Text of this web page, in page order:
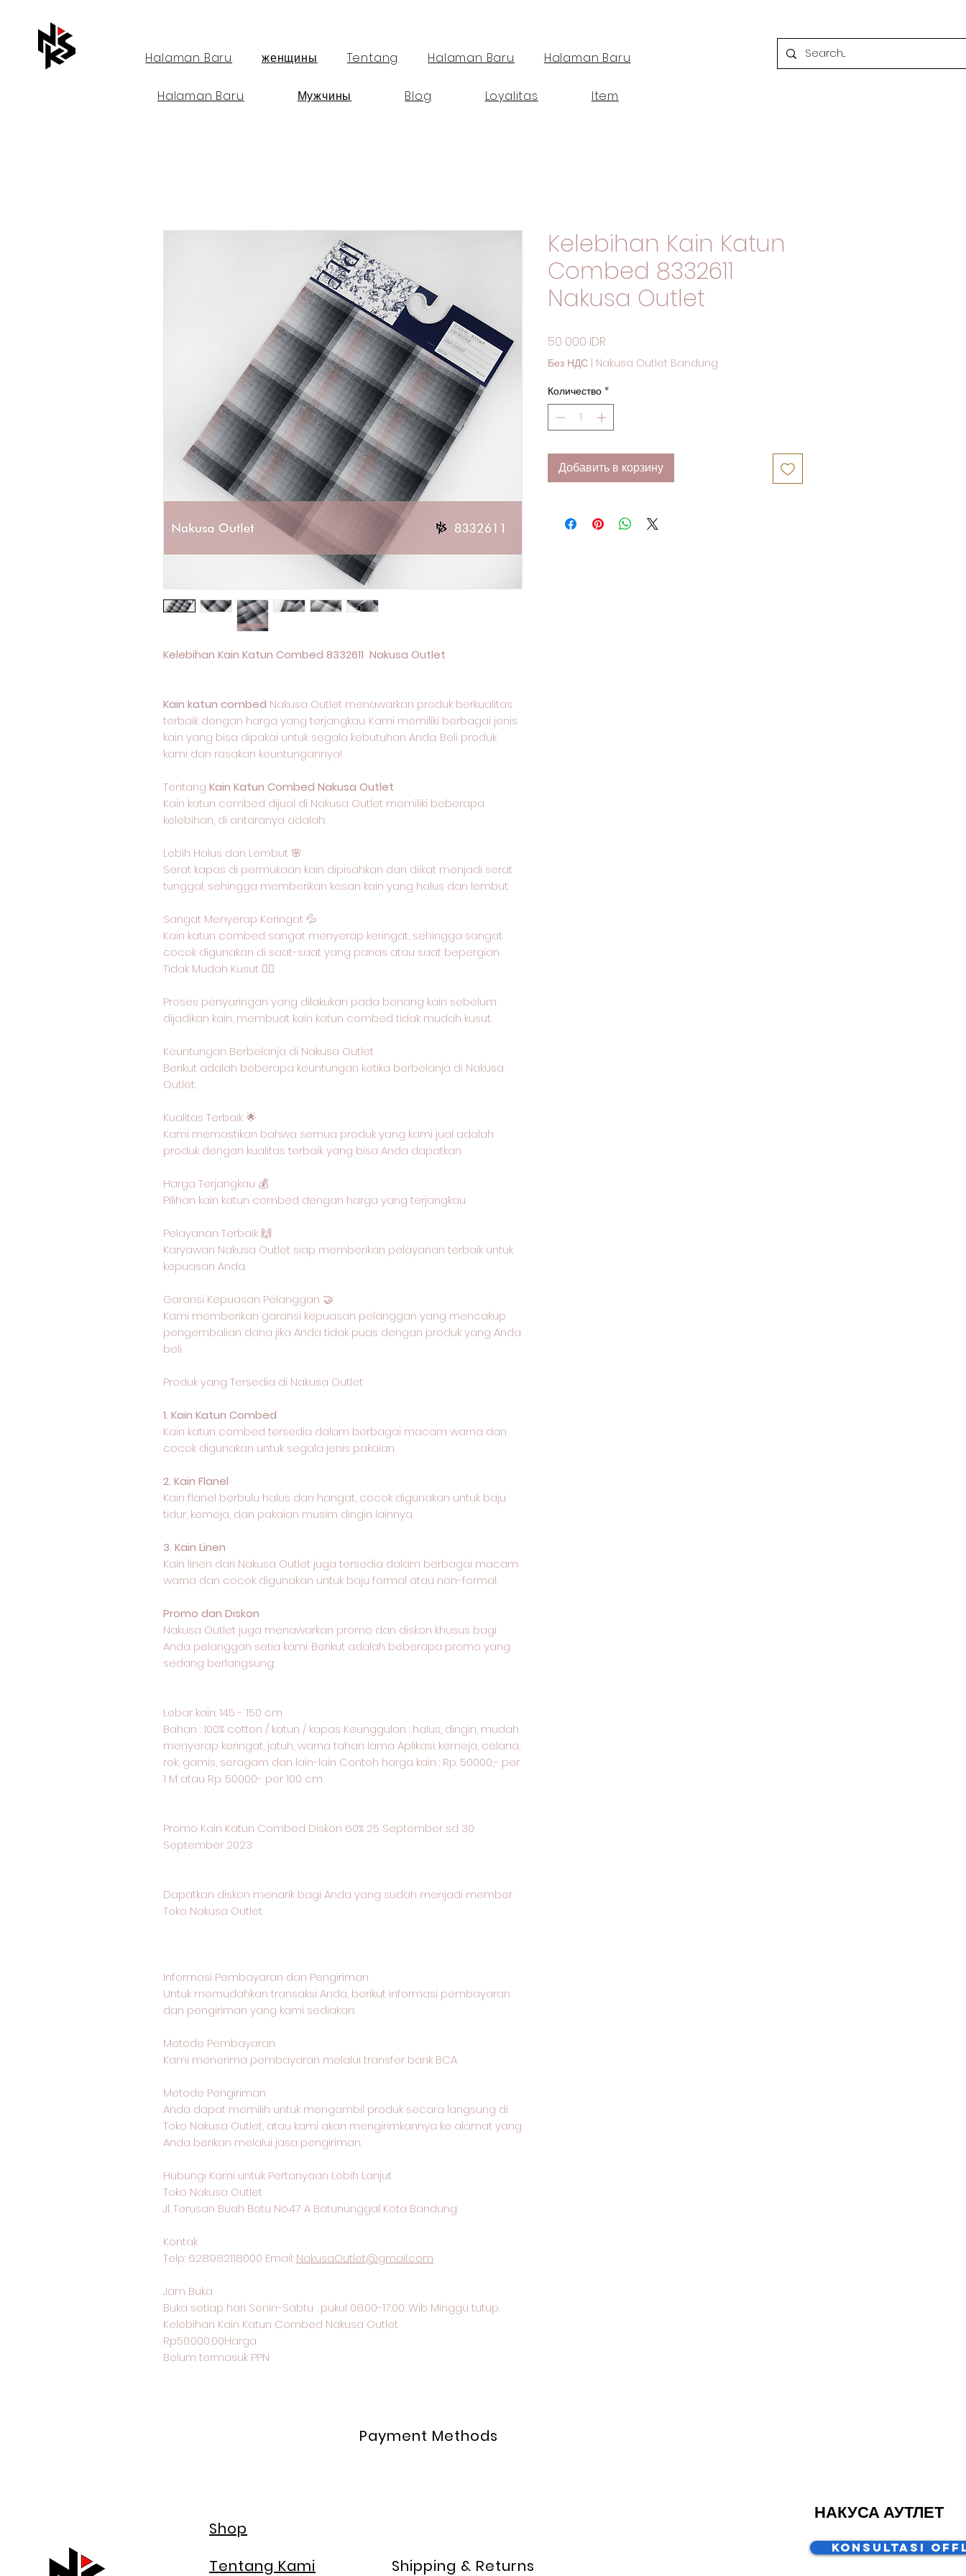
Halaman Baru женщины Tentang Halaman Baru Halaman Baru
Halaman Baru Мужчины Blog Loyalitas Item
Kelebihan Kain Katun Combed 8332611 Nakusa Outlet
Kain katun combed Nakusa Outlet menawarkan produk berkualitas
terbaik dengan harga yang terjangkau. Kami memiliki berbagai jenis
kain yang bisa dipakai untuk segala kebutuhan Anda. Beli produk
kami dan rasakan keuntungannya!
Tentang Kain Katun Combed Nakusa Outlet
Kain katun combed dijual di Nakusa Outlet memiliki beberapa
kelebihan, di antaranya adalah:
Lebih Halus dan Lembut 🌸
Serat kapas di permukaan kain dipisahkan dan diikat menjadi serat
tunggal, sehingga memberikan kesan kain yang halus dan lembut.
Sangat Menyerap Keringat 💦
Kain katun combed sangat menyerap keringat, sehingga sangat
cocok digunakan di saat-saat yang panas atau saat bepergian.
Tidak Mudah Kusut 🙅‍♂️
Proses penyaringan yang dilakukan pada benang kain sebelum
dijadikan kain, membuat kain katun combed tidak mudah kusut.
Keuntungan Berbelanja di Nakusa Outlet
Berikut adalah beberapa keuntungan ketika berbelanja di Nakusa
Outlet:
Kualitas Terbaik 🌟
Kami memastikan bahwa semua produk yang kami jual adalah
produk dengan kualitas terbaik yang bisa Anda dapatkan.
Harga Terjangkau 💰
Pilihan kain katun combed dengan harga yang terjangkau.
Pelayanan Terbaik 🙌
Karyawan Nakusa Outlet siap memberikan pelayanan terbaik untuk
kepuasan Anda.
Garansi Kepuasan Pelanggan 🤝
Kami memberikan garansi kepuasan pelanggan yang mencakup
pengembalian dana jika Anda tidak puas dengan produk yang Anda
beli.
Produk yang Tersedia di Nakusa Outlet
1. Kain Katun Combed
Kain katun combed tersedia dalam berbagai macam warna dan
cocok digunakan untuk segala jenis pakaian.
2. Kain Flanel
Kain flanel berbulu halus dan hangat, cocok digunakan untuk baju
tidur, kemeja, dan pakaian musim dingin lainnya.
3. Kain Linen
Kain linen dari Nakusa Outlet juga tersedia dalam berbagai macam
warna dan cocok digunakan untuk baju formal atau non-formal.
Promo dan Diskon
Nakusa Outlet juga menawarkan promo dan diskon khusus bagi
Anda pelanggan setia kami. Berikut adalah beberapa promo yang
sedang berlangsung:
Lebar kain: 145 - 150 cm
Bahan : 100% cotton / katun / kapas Keunggulan : halus, dingin, mudah
menyerap keringat, jatuh, warna tahan lama Aplikasi: kemeja, celana,
rok, gamis, seragam dan lain-lain Contoh harga kain : Rp. 50000,- per
1 M atau Rp. 50000- per 100 cm
Promo Kain Katun Combed Diskon 60% 25 September sd 30
September 2023
Dapatkan diskon menarik bagi Anda yang sudah menjadi member
Toko Nakusa Outlet.
Informasi Pembayaran dan Pengiriman
Untuk memudahkan transaksi Anda, berikut informasi pembayaran
dan pengiriman yang kami sediakan:
Metode Pembayaran
Kami menerima pembayaran melalui transfer bank BCA
Metode Pengiriman
Anda dapat memilih untuk mengambil produk secara langsung di
Toko Nakusa Outlet, atau kami akan mengirimkannya ke alamat yang
Anda berikan melalui jasa pengiriman.
Hubungi Kami untuk Pertanyaan Lebih Lanjut
Toko Nakusa Outlet
Jl. Terusan Buah Batu No.47 A Batununggal Kota Bandung
Kontak
Telp: 628982118000 Email: NakusaOutlet@gmail.com
Jam Buka
Buka setiap hari Senin-Sabtu , pukul 08.00-17.00. Wib Minggu tutup.
Kelebihan Kain Katun Combed Nakusa Outlet
Rp50.000,00Harga
Belum termasuk PPN
Kelebihan Kain Katun
Combed 8332611
Nakusa Outlet
50 000 IDR
Без НДС Nakusa Outlet Bandung
Количество *
Добавить в корзину
Payment Methods
Shop
Tentang Kami
Shipping & Returns
НАКУСА АУТЛЕТ
Konsultasi